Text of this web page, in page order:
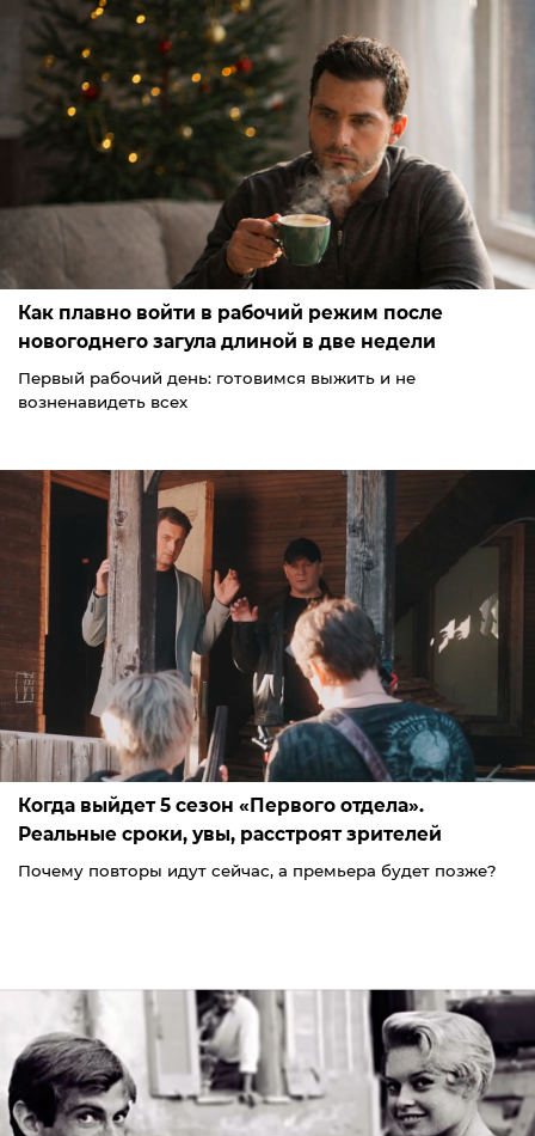
Как плавно войти в рабочий режим после
новогоднего загула длиной в две недели
Первый рабочий день: готовимся выжить и не
возненавидеть всех
Когда выйдет 5 сезон «Первого отдела».
Реальные сроки, увы, расстроят зрителей
Почему повторы идут сейчас, а премьера будет позже?